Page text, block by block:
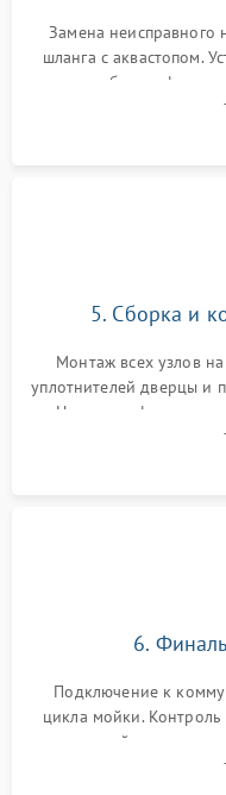
Замена неисправного
шланга с аквастопом.
патрубках и
управления,
5. Сборка и
Монтаж всех узлов
уплотнителей дверцы и
Надежная фиксация
сборка корпуса
6.
Подключение к
цикла мойки. Контроль
до нужной
штатного слива и